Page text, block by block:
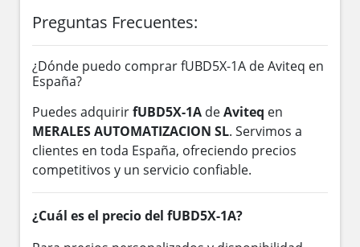
Preguntas Frecuentes:
¿Dónde puedo comprar fUBD5X-1A de Aviteq en
España?
Puedes adquirirfUBD5X-1A deAviteq en
MERALES AUTOMATIZACION SL. Servimos a
clientes en toda España, ofreciendo precios
competitivos y un servicio confiable.
¿Cuál es el precio del fUBD5X-1A?